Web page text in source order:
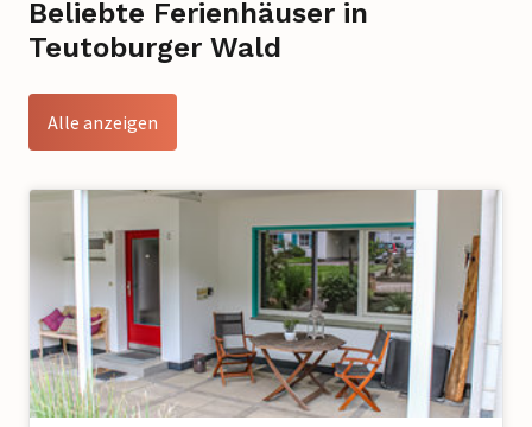
Beliebte Ferienhäuser in
Teutoburger Wald
Alle anzeigen